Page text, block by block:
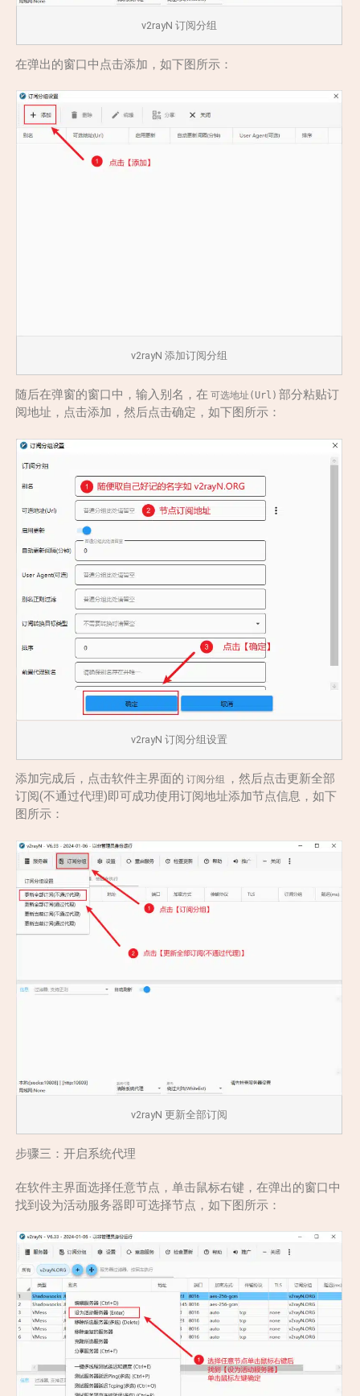
v2rayN 订阅分组
在弹出的窗口中点击添加，如下图所示：
v2rayN 添加订阅分组
随后在弹窗的窗口中，输入别名，在 可选地址(Url) 部分粘贴订
阅地址，点击添加，然后点击确定，如下图所示：
v2rayN 订阅分组设置
添加完成后，点击软件主界面的 订阅分组
，然后点击更新全部
订阅(不通过代理)即可成功使用订阅地址添加节点信息，如下
图所示：
v2rayN 更新全部订阅
步骤三：开启系统代理
在软件主界面选择任意节点，单击鼠标右键，在弹出的窗口中
找到设为活动服务器即可选择节点，如下图所示：